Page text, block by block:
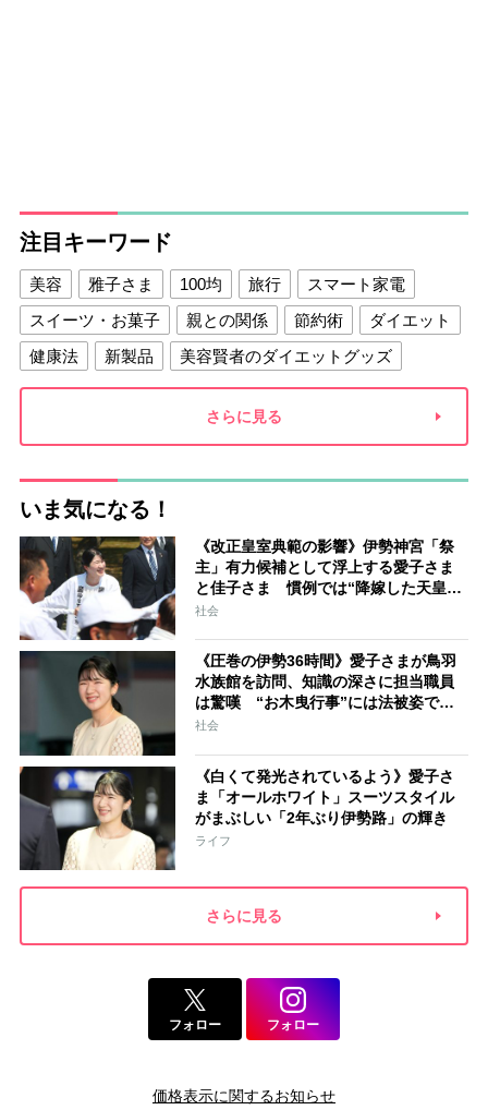
注目キーワード
美容 雅子さま 100均 旅行
スマート家電
スイーツ・お菓子
親との関係 節約術
ダイエット
健康法
新製品
美容賢者のダイエットグッズ
夫との関係
新津春子 どか食い
さらに見る
いま気になる！
《改正皇室典範の影響》伊勢神宮「祭
主」有力候補として浮上する愛子さま
と佳子さま 慣例では“降嫁した天皇家
の女性”が就任「結婚と祭祀の狭間で思
社会
《圧巻の伊勢36時間》愛子さまが鳥羽
水族館を訪問、知識の深さに担当職員
は驚嘆 “お木曳行事”には法被姿で参
加「市民に交じって一生懸命引いてお
社会
《白くて発光されているよう》愛子さ
ま「オールホワイト」スーツスタイル
がまぶしい「2年ぶり伊勢路」の輝き
ライフ
さらに見る
フォロー フォロー
価格表示に関するお知らせ